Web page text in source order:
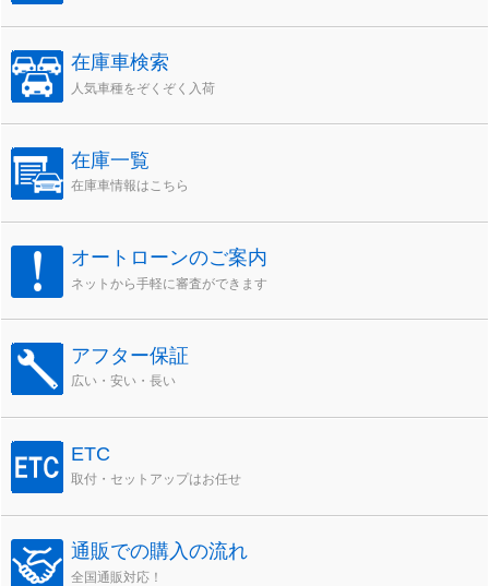
在庫車検索
人気車種をぞくぞく入荷
在庫一覧
在庫車情報はこちら
オートローンのご案内
ネットから手軽に審査ができます
アフター保証
広い・安い・長い
ETC
取付・セットアップはお任せ
通販での購入の流れ
全国通販対応！